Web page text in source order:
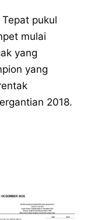
pukul
mulai
yang
yang
2018.